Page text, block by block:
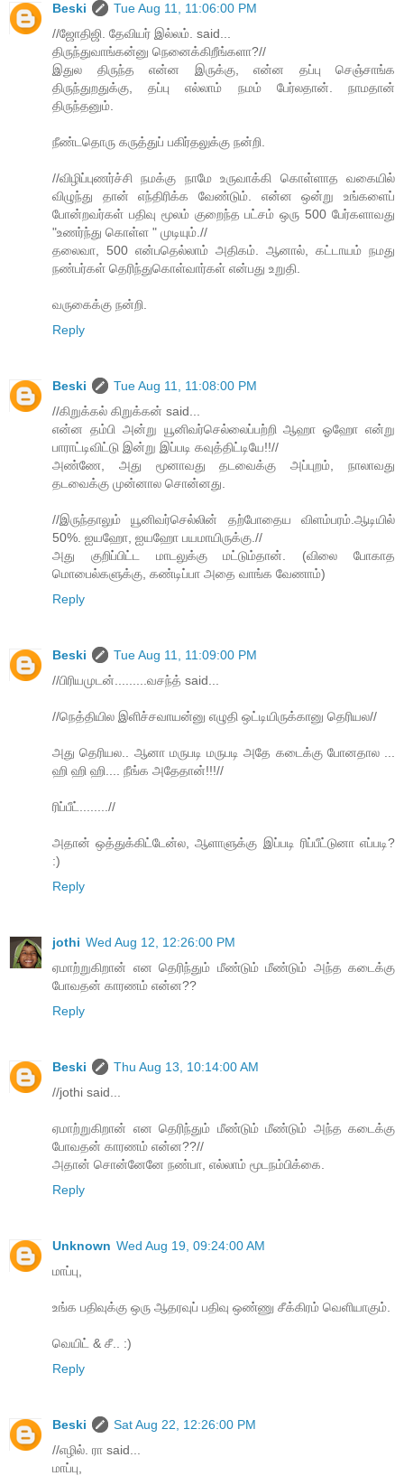
Beski
Tue Aug 11, 11:06:00 PM
//ஜோதிஜி. தேவியர் இல்லம். said...
திருந்துவாங்கன்னு நெனைக்கிறீங்களா?//
இதுல திருந்த என்ன இருக்கு, என்ன தப்பு செஞ்சாங்க
திருந்துறதுக்கு, தப்பு எல்லாம் நமம் பேர்லதான். நாமதான்
திருந்தனும்.
நீண்டதொரு கருத்துப் பகிர்தலுக்கு நன்றி.
//விழிப்புணர்ச்சி நமக்கு நாமே உருவாக்கி கொள்ளாத வகையில்
விழுந்து தான் எந்திரிக்க வேண்டும். என்ன ஒன்று உங்களைப்
போன்றவர்கள் பதிவு மூலம் குறைந்த பட்சம் ஒரு 500 பேர்களாவது
"உணர்ந்து கொள்ள " முடியும்.//
தலைவா, 500 என்பதெல்லாம் அதிகம். ஆனால், கட்டாயம் நமது
நண்பர்கள் தெரிந்துகொள்வார்கள் என்பது உறுதி.
வருகைக்கு நன்றி.
Reply
Beski
Tue Aug 11, 11:08:00 PM
//கிறுக்கல் கிறுக்கன் said...
என்ன தம்பி அன்று யூனிவர்செல்லைப்பற்றி ஆஹா ஓஹோ என்று
பாராட்டிவிட்டு இன்று இப்படி கவுத்திட்டியே!!//
அண்ணே, அது மூனாவது தடவைக்கு அப்புறம், நாலாவது
தடவைக்கு முன்னால சொன்னது.
//இருந்தாலும் யூனிவர்செல்லின் தற்போதைய விளம்பரம்.ஆடியில்
50%. ஐயஹோ, ஐயஹோ பயமாயிருக்கு.//
அது குறிப்பிட்ட மாடலுக்கு மட்டும்தான். (விலை போகாத
மொபைல்களுக்கு, கண்டிப்பா அதை வாங்க வேணாம்)
Reply
Beski
Tue Aug 11, 11:09:00 PM
//பிரியமுடன்.........வசந்த் said...
//நெத்தியில இளிச்சவாயன்னு எழுதி ஒட்டியிருக்கானு தெரியல//
அது தெரியல.. ஆனா மருபடி மருபடி அதே கடைக்கு போனதால ...
ஹி ஹி ஹி.... நீங்க அதேதான்!!!//
ரிப்பீட்........//
அதான் ஒத்துக்கிட்டேன்ல, ஆளாளுக்கு இப்படி ரிப்பீட்டுனா எப்படி?
:)
Reply
jothi Wed Aug 12, 12:26:00 PM
ஏமாற்றுகிறான் என தெரிந்தும் மீண்டும் மீண்டும் அந்த கடைக்கு
போவதன் காரணம் என்ன??
Reply
Beski
Thu Aug 13, 10:14:00 AM
//jothi said...
ஏமாற்றுகிறான் என தெரிந்தும் மீண்டும் மீண்டும் அந்த கடைக்கு
போவதன் காரணம் என்ன??//
அதான் சொன்னேனே நண்பா, எல்லாம் மூடநம்பிக்கை.
Reply
Unknown Wed Aug 19, 09:24:00 AM
மாப்பு,
உங்க பதிவுக்கு ஒரு ஆதரவுப் பதிவு ஒண்ணு சீக்கிரம் வெளியாகும்.
வெயிட் & சீ.. :)
Reply
Beski
Sat Aug 22, 12:26:00 PM
//எழில். ரா said...
மாப்பு,